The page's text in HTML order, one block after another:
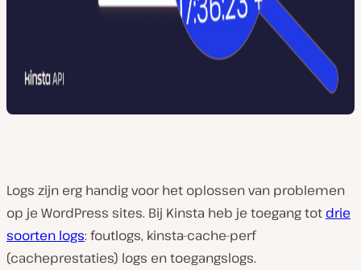
Logs zijn erg handig voor het oplossen van problemen
op je WordPress sites. Bij Kinsta heb je toegang tot drie
soorten logs: foutlogs, kinsta-cache-perf
(cacheprestaties) logs en toegangslogs.